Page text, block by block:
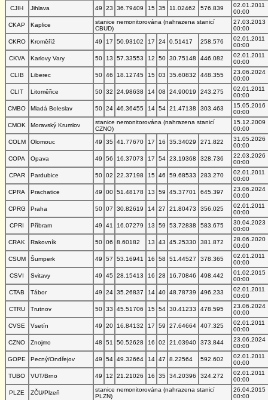
CJIH
Jihlava 49 23 36.79409 15 35 11.02462 576.839
02.01.2011
00:00
CKAP
Kaplice
stanice nemonitorována (nahrazena stanicí
CBUD)
27.03.2013
00:00
CKRO
Kroměříž 49 17 50.93102 17 24 0.51417 258.576
02.01.2011
00:00
CKVA
Karlovy Vary 50 13 57.33553 12 50 30.75148 446.082
02.01.2011
00:00
CLIB
Liberec 50 46 18.12745 15 03 35.60832 448.355
23.06.2024
00:00
CLIT
Litoměřice 50 32 24.98638 14 08 24.90019 243.275
02.01.2011
00:00
CMBO
Mladá Boleslav 50 24 46.36455 14 54 21.47138 303.463
15.05.2016
00:00
CMOK
Moravský Krumlov
stanice nemonitorována (nahrazena stanicí
CZNO)
15.12.2009
00:00
COLM
Olomouc 49 35 41.77670 17 16 35.34029 271.822
31.05.2026
00:00
COPA
Opava 49 56 16.37073 17 54 23.19368 328.736
22.03.2026
00:00
CPAR
Pardubice 50 02 22.37198 15 46 59.68533 283.270
02.01.2011
00:00
CPRA
Prachatice 49 00 51.48178 13 59 45.37701 645.397
23.06.2024
00:00
CPRG
Praha 50 07 30.82619 14 27 21.80473 356.025
02.01.2011
00:00
CPRI
Příbram 49 41 16.07279 13 59 53.72838 583.675
30.04.2023
00:00
CRAK
Rakovník 50 06 8.60182 13 43 45.25330 381.872
28.06.2020
00:00
CSUM
Šumperk 49 57 53.16941 16 58 51.44527 378.365
02.01.2011
00:00
CSVI
Svitavy 49 45 28.15413 16 28 16.70846 498.442
01.02.2015
00:00
CTAB
Tábor 49 24 35.26837 14 40 48.78739 496.233
02.01.2011
00:00
CTRU
Trutnov 50 33 45.51706 15 54 30.41233 478.595
23.06.2024
00:00
CVSE
Vsetín 49 20 16.84132 17 59 27.64664 407.325
02.01.2011
00:00
CZNO
Znojmo 48 51 50.52628 16 02 21.03940 373.844
23.06.2024
00:00
GOPE
Pecný/Ondřejov 49 54 49.32664 14 47 8.22564 592.602
02.01.2011
00:00
TUBO
VUT/Brno 49 12 21.21026 16 35 34.20396 324.272
02.01.2011
00:00
PLZE
ZČU/Plzeň
stanice nemonitorována (nahrazena stanicí
PLZN)
26.04.2015
00:00